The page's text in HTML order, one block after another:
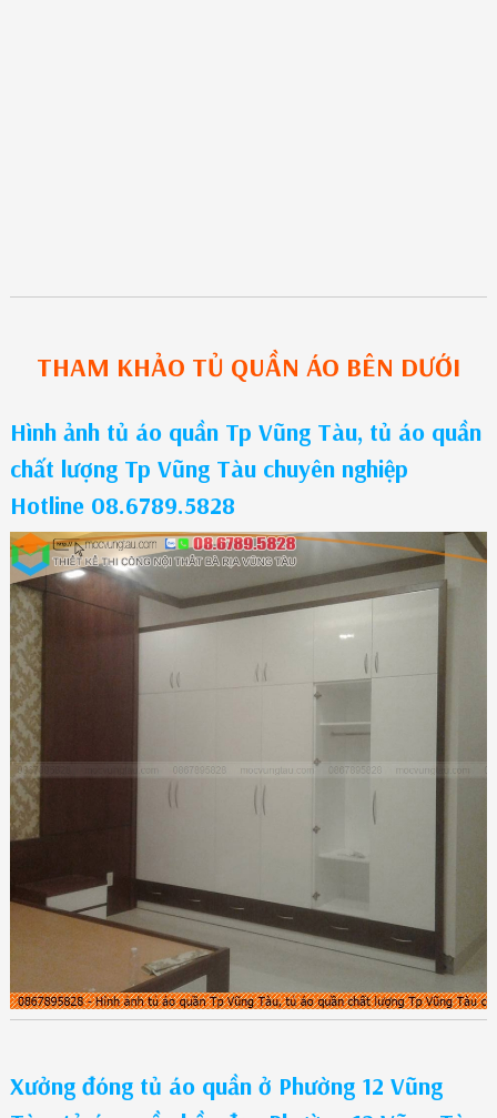
THAM KHẢO TỦ QUẦN ÁO BÊN DƯỚI
Hình ảnh tủ áo quần Tp Vũng Tàu, tủ áo quần
chất lượng Tp Vũng Tàu chuyên nghiệp
Hotline 08.6789.5828
Xưởng đóng tủ áo quần ở Phường 12 Vũng